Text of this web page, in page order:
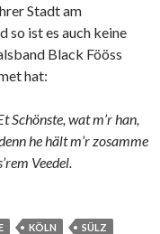
Stadt am
so ist es auch keine
Black Fööss
hat:
Schönste, wat m’r han,
he hält m’r zosamme
Veedel.
KÖLN
SÜLZ